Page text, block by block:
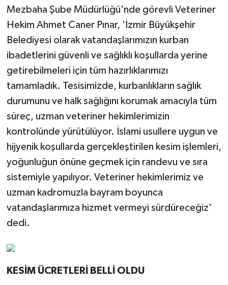
Mezbaha Şube Müdürlüğü'nde görevli Veteriner
Hekim Ahmet Caner Pınar, 'İzmir Büyükşehir
Belediyesi olarak vatandaşlarımızın kurban
ibadetlerini güvenli ve sağlıklı koşullarda yerine
getirebilmeleri için tüm hazırlıklarımızı
tamamladık. Tesisimizde, kurbanlıkların sağlık
durumunu ve halk sağlığını korumak amacıyla tüm
süreç, uzman veteriner hekimlerimizin
kontrolünde yürütülüyor. İslami usullere uygun ve
hijyenik koşullarda gerçekleştirilen kesim işlemleri,
yoğunluğun önüne geçmek için randevu ve sıra
sistemiyle yapılıyor. Veteriner hekimlerimiz ve
uzman kadromuzla bayram boyunca
vatandaşlarımıza hizmet vermeyi sürdüreceğiz'
dedi.
KESİM ÜCRETLERİ BELLİ OLDU